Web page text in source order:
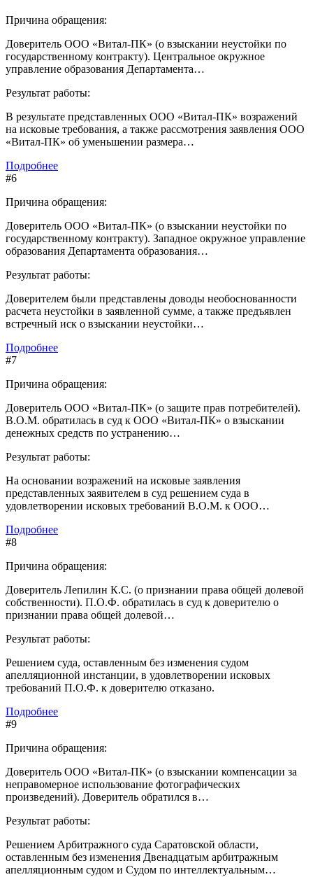
Причина обращения:
Доверитель ООО «Витал-ПК» (о взыскании неустойки по
государственному контракту). Центральное окружное
управление образования Департамента…
Результат работы:
В результате представленных ООО «Витал-ПК» возражений
на исковые требования, а также рассмотрения заявления ООО
«Витал-ПК» об уменьшении размера…
Подробнее
#6
Причина обращения:
Доверитель ООО «Витал-ПК» (о взыскании неустойки по
государственному контракту). Западное окружное управление
образования Департамента образования…
Результат работы:
Доверителем были представлены доводы необоснованности
расчета неустойки в заявленной сумме, а также предъявлен
встречный иск о взыскании неустойки…
Подробнее
#7
Причина обращения:
Доверитель ООО «Витал-ПК» (о защите прав потребителей).
В.О.М. обратилась в суд к ООО «Витал-ПК» о взыскании
денежных средств по устранению…
Результат работы:
На основании возражений на исковые заявления
представленных заявителем в суд решением суда в
удовлетворении исковых требований В.О.М. к ООО…
Подробнее
#8
Причина обращения:
Доверитель Лепилин К.С. (о признании права общей долевой
собственности). П.О.Ф. обратилась в суд к доверителю о
признании права общей долевой…
Результат работы:
Решением суда, оставленным без изменения судом
апелляционной инстанции, в удовлетворении исковых
требований П.О.Ф. к доверителю отказано.
Подробнее
#9
Причина обращения:
Доверитель ООО «Витал-ПК» (о взыскании компенсации за
неправомерное использование фотографических
произведений). Доверитель обратился в…
Результат работы:
Решением Арбитражного суда Саратовской области,
оставленным без изменения Двенадцатым арбитражным
апелляционным судом и Судом по интеллектуальным…